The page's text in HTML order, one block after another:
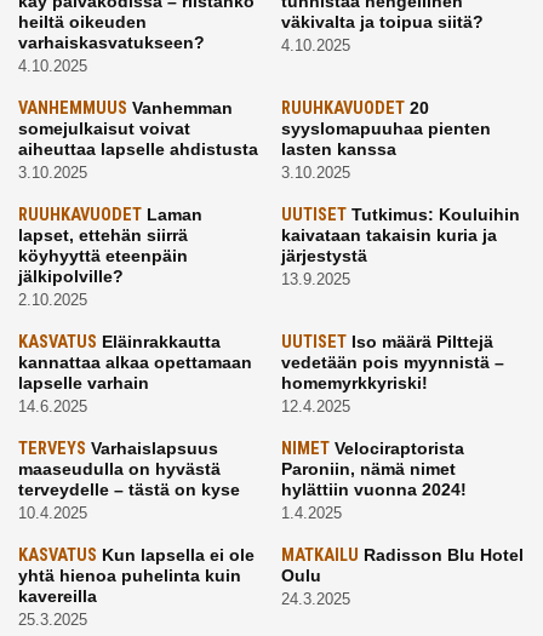
heiltä oikeuden
varhaiskasvatukseen?
4.10.2025
väkivalta ja toipua siitä?
4.10.2025
VANHEMMUUS Vanhemman
somejulkaisut voivat
aiheuttaa lapselle ahdistusta
3.10.2025
RUUHKAVUODET20
syyslomapuuhaa pienten
lasten kanssa
3.10.2025
RUUHKAVUODET Laman
lapset, ettehän siirrä
köyhyyttä eteenpäin
jälkipolville?
2.10.2025
UUTISETTutkimus: Kouluihin
kaivataan takaisin kuria ja
järjestystä
13.9.2025
KASVATUS Eläinrakkautta
kannattaa alkaa opettamaan
lapselle varhain
14.6.2025
UUTISETIso määrä Pilttejä
vedetään pois myynnistä –
homemyrkkyriski!
12.4.2025
TERVEYS Varhaislapsuus
maaseudulla on hyvästä
terveydelle – tästä on kyse
10.4.2025
NIMETVelociraptorista
Paroniin, nämä nimet
hylättiin vuonna 2024!
1.4.2025
KASVATUS Kun lapsella ei ole
yhtä hienoa puhelinta kuin
kavereilla
25.3.2025
MATKAILU Radisson Blu Hotel
Oulu
24.3.2025